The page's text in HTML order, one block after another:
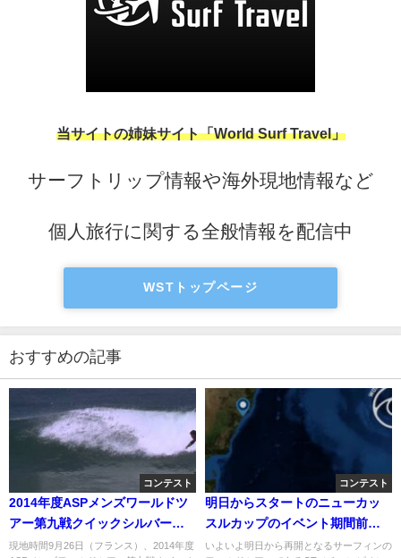
当サイトの姉妹サイト「World Surf Travel」
サーフトリップ情報や海外現地情報など
個人旅行に関する全般情報を配信中
WSTトップページ
おすすめの記事
コンテスト
2014年度ASPメンズワールドツ
アー第九戦クイックシルバー・
プロ・フランス：初日ハイライ
現地時間9月26日（フランス）、2014年度
コンテスト
明日からスタートのニューカッ
スルカップのイベント期間前半
の波予報
いよいよ明日から再開となるサーフィンの